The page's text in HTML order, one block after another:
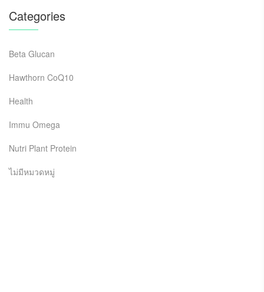
Categories
Beta Glucan
Hawthorn CoQ10
Health
Immu Omega
Nutri Plant Protein
ไม่มีหมวดหมู่